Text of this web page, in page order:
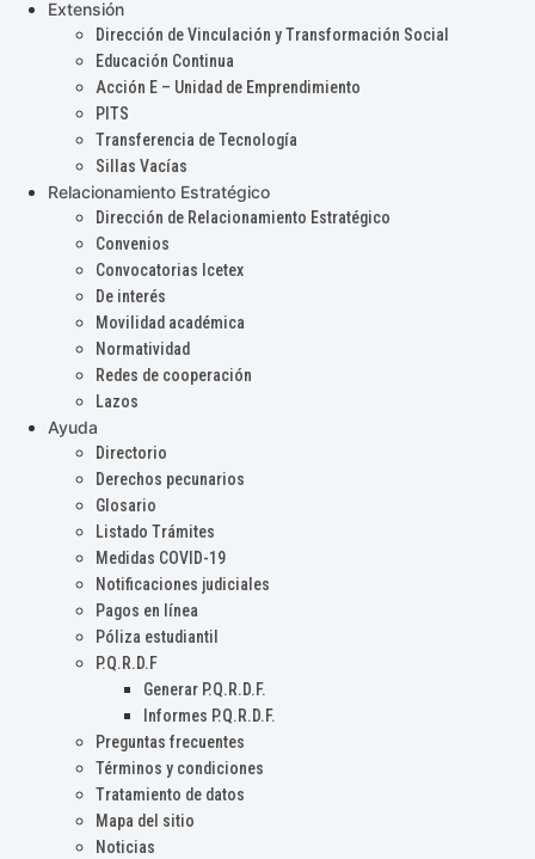
Extensión
Dirección de Vinculación y Transformación Social
Educación Continua
Acción E – Unidad de Emprendimiento
PITS
Transferencia de Tecnología
Sillas Vacías
Relacionamiento Estratégico
Dirección de Relacionamiento Estratégico
Convenios
Convocatorias Icetex
De interés
Movilidad académica
Normatividad
Redes de cooperación
Lazos
Ayuda
Directorio
Derechos pecunarios
Glosario
Listado Trámites
Medidas COVID-19
Notificaciones judiciales
Pagos en línea
Póliza estudiantil
P.Q.R.D.F
Generar P.Q.R.D.F.
Informes P.Q.R.D.F.
Preguntas frecuentes
Términos y condiciones
Tratamiento de datos
Mapa del sitio
Noticias